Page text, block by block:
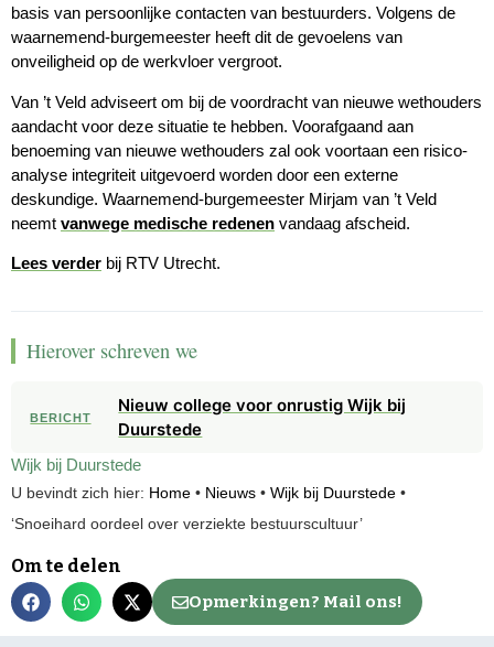
basis van persoonlijke contacten van bestuurders. Volgens de
waarnemend-burgemeester heeft dit de gevoelens van
onveiligheid op de werkvloer vergroot.
Van ’t Veld adviseert om bij de voordracht van nieuwe wethouders
aandacht voor deze situatie te hebben. Voorafgaand aan
benoeming van nieuwe wethouders zal ook voortaan een risico-
analyse integriteit uitgevoerd worden door een externe
deskundige. Waarnemend-burgemeester Mirjam van ’t Veld
neemt vanwege medische redenen vandaag afscheid.
Lees verder bij RTV Utrecht.
Hierover schreven we
BERICHT
Nieuw college voor onrustig Wijk bij
Duurstede
Wijk bij Duurstede
U bevindt zich hier: Home • Nieuws • Wijk bij Duurstede •
‘Snoeihard oordeel over verziekte bestuurscultuur’
Om te delen
Opmerkingen? Mail ons!